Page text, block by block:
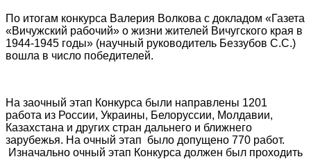
По итогам конкурса Валерия Волкова с докладом «Газета
«Вичужский рабочий» о жизни жителей Вичугского края в
1944-1945 годы» (научный руководитель Беззубов С.С.)
вошла в число победителей.
На заочный этап Конкурса были направлены 1201
работа из России, Украины, Белоруссии, Молдавии,
Казахстана и других стран дальнего и ближнего
зарубежья. На очный этап было допущено 770 работ.
Изначально очный этап Конкурса должен был проходить